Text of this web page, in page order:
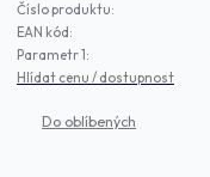
Číslo produktu:
EAN kód:
Parametr 1:
Hlídat cenu / dostupnost